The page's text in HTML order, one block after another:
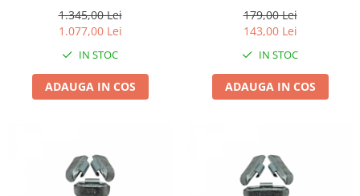
1.345,00 Lei
1.077,00 Lei
IN STOC
ADAUGA IN COS
179,00 Lei
143,00 Lei
IN STOC
ADAUGA IN COS